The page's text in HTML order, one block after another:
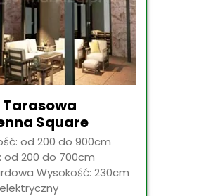
Tarasowa
Square
od 200 do 900cm
od 200 do 700cm
Wysokość: 230cm